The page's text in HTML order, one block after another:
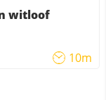
witloof
10m